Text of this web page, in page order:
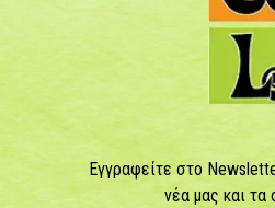
Εγγραφείτε στο
νέα μας και τα